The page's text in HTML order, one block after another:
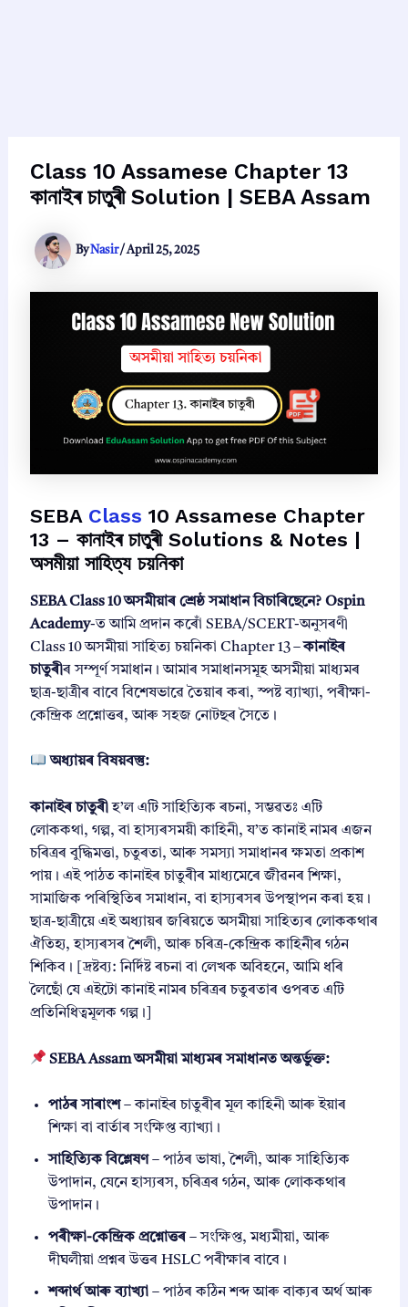
Class 10 Assamese Chapter 13
কানাইৰ চাতুৰী Solution | SEBA Assam
ByNasir/April 25, 2025
SEBA Class 10 Assamese Chapter
13 – কানাইৰ চাতুৰী Solutions & Notes |
অসমীয়া সাহিত্য চয়নিকা
SEBA Class 10 অসমীয়াৰ শ্ৰেষ্ঠ সমাধান বিচাৰিছেনে? Ospin
Academy-ত আমি প্ৰদান কৰোঁ SEBA/SCERT-অনুসৰণী
Class 10 অসমীয়া সাহিত্য চয়নিকা Chapter 13 –কানাইৰ
চাতুৰীৰ সম্পূৰ্ণ সমাধান। আমাৰ সমাধানসমূহ অসমীয়া মাধ্যমৰ
ছাত্ৰ-ছাত্ৰীৰ বাবে বিশেষভাৱে তৈয়াৰ কৰা, স্পষ্ট ব্যাখ্যা, পৰীক্ষা-
কেন্দ্ৰিক প্ৰশ্নোত্তৰ, আৰু সহজ নোটছৰ সৈতে।
অধ্যায়ৰ বিষয়বস্তু:
কানাইৰ চাতুৰীহ’ল এটি সাহিত্যিক ৰচনা, সম্ভৱতঃ এটি
লোককথা, গল্প, বা হাস্যৰসময়ী কাহিনী, য’ত কানাই নামৰ এজন
চৰিত্ৰৰ বুদ্ধিমত্তা, চতুৰতা, আৰু সমস্যা সমাধানৰ ক্ষমতা প্ৰকাশ
পায়। এই পাঠত কানাইৰ চাতুৰীৰ মাধ্যমেৰে জীৱনৰ শিক্ষা,
সামাজিক পৰিস্থিতিৰ সমাধান, বা হাস্যৰসৰ উপস্থাপন কৰা হয়।
ছাত্ৰ-ছাত্ৰীয়ে এই অধ্যায়ৰ জৰিয়তে অসমীয়া সাহিত্যৰ লোককথাৰ
ঐতিহ্য, হাস্যৰসৰ শৈলী, আৰু চৰিত্ৰ-কেন্দ্ৰিক কাহিনীৰ গঠন
শিকিব। [দ্ৰষ্টব্য: নিৰ্দিষ্ট ৰচনা বা লেখক অবিহনে, আমি ধৰি
লৈছোঁ যে এইটো কানাই নামৰ চৰিত্ৰৰ চতুৰতাৰ ওপৰত এটি
প্ৰতিনিধিত্বমূলক গল্প।]
SEBA Assam অসমীয়া মাধ্যমৰ সমাধানত অন্তৰ্ভুক্ত:
পাঠৰ সাৰাংশ– কানাইৰ চাতুৰীৰ মূল কাহিনী আৰু ইয়াৰ
শিক্ষা বা বাৰ্তাৰ সংক্ষিপ্ত ব্যাখ্যা।
সাহিত্যিক বিশ্লেষণ– পাঠৰ ভাষা, শৈলী, আৰু সাহিত্যিক
উপাদান, যেনে হাস্যৰস, চৰিত্ৰৰ গঠন, আৰু লোককথাৰ
উপাদান।
পৰীক্ষা-কেন্দ্ৰিক প্ৰশ্নোত্তৰ– সংক্ষিপ্ত, মধ্যমীয়া, আৰু
দীঘলীয়া প্ৰশ্নৰ উত্তৰ HSLC পৰীক্ষাৰ বাবে।
শব্দাৰ্থ আৰু ব্যাখ্যা– পাঠৰ কঠিন শব্দ আৰু বাক্যৰ অৰ্থ আৰু